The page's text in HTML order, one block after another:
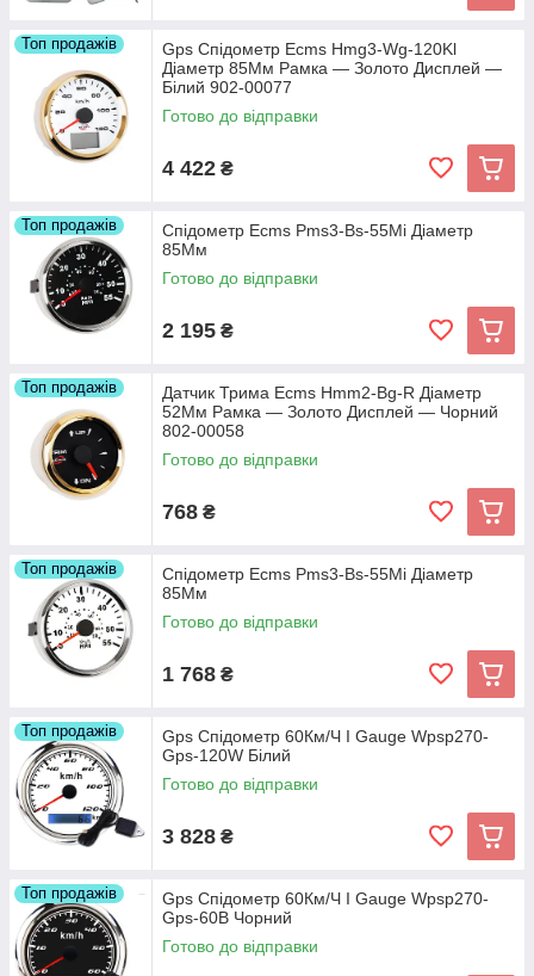
Топ продажів
Gps Спідометр Ecms Hmg3-Wg-120Kl
Діаметр 85Мм Рамка — Золото Дисплей —
Білий 902-00077
Готово до відправки
4 422 ₴
Топ продажів
Спідометр Ecms Pms3-Bs-55Mi Діаметр
85Мм
Готово до відправки
2 195 ₴
Топ продажів
Датчик Трима Ecms Hmm2-Bg-R Діаметр
52Мм Рамка — Золото Дисплей — Чорний
802-00058
Готово до відправки
768 ₴
Топ продажів
Спідометр Ecms Pms3-Bs-55Mi Діаметр
85Мм
Готово до відправки
1 768 ₴
Топ продажів
Gps Спідометр 60Км/Ч I Gauge Wpsp270-
Gps-120W Білий
Готово до відправки
3 828 ₴
Топ продажів
Gps Спідометр 60Км/Ч I Gauge Wpsp270-
Gps-60B Чорний
Готово до відправки